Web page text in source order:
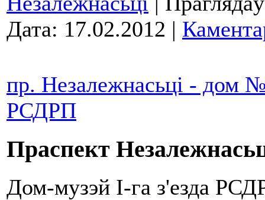
Дата: 17.02.2012 |
пр. Незалежнасьці - дом
РСДРП
Праспект
Дом-музэй І-га з'езда